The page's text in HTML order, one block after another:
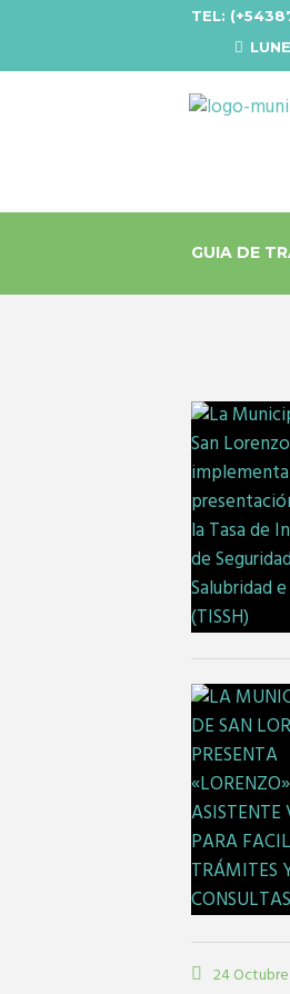
TEL:
GUIA DE
24